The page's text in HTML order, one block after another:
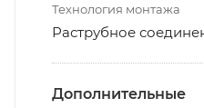
Технология монтажа
Раструбное
Дополнительные